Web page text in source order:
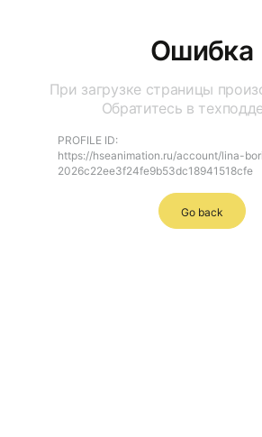
Ошибка
При загрузке страницы
Обратитесь в
PROFILE ID:
https://hseanimation.ru/account/lina-
2026c22ee3f24fe9b53dc18941518cfe
Go back